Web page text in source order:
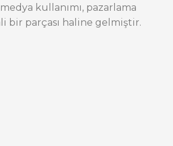
kullanımı, pazarlama
bir parçası haline gelmiştir.